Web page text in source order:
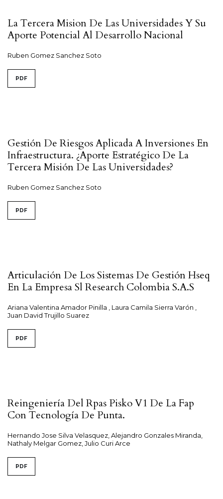
La Tercera Mision De Las Universidades Y Su
Aporte Potencial Al Desarrollo Nacional
Ruben Gomez Sanchez Soto
PDF
Gestión De Riesgos Aplicada A Inversiones En
Infraestructura. ¿Aporte Estratégico De La
Tercera Misión De Las Universidades?
Ruben Gomez Sanchez Soto
PDF
Articulación De Los Sistemas De Gestión Hseq
En La Empresa Sl Research Colombia S.A.S
Ariana Valentina Amador Pinilla , Laura Camila Sierra Varón ,
Juan David Trujillo Suarez
PDF
Reingeniería Del Rpas Pisko V1 De La Fap
Con Tecnología De Punta.
Hernando Jose Silva Velasquez, Alejandro Gonzales Miranda,
Nathaly Melgar Gomez, Julio Curi Arce
PDF